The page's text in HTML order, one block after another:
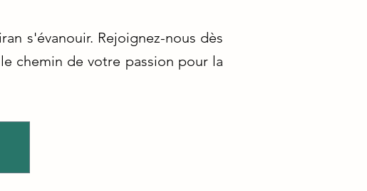
s'évanouir. Rejoignez-nous dès
chemin de votre passion pour la